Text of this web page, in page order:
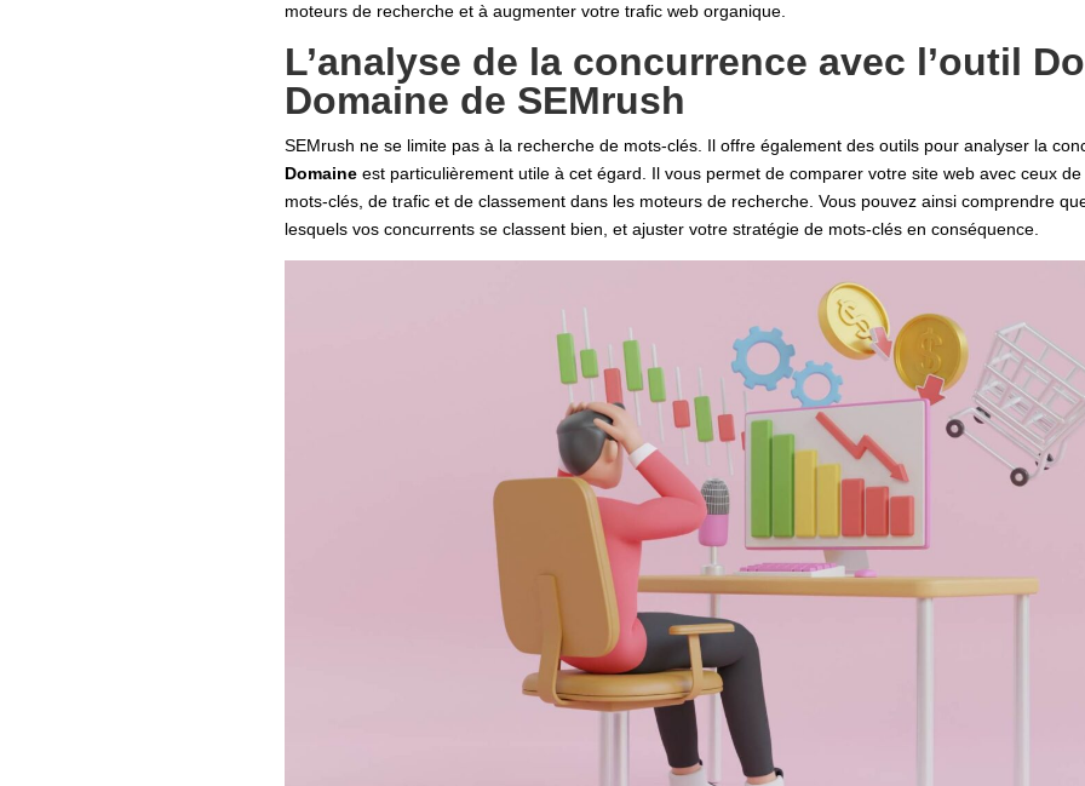
moteurs de recherche et à augmenter votre trafic web organique.
L’analyse de la concurrence avec l’outil
Domaine de SEMrush
SEMrush ne se limite pas à la recherche de mots-clés. Il offre également des outils pour analyser la
Domaine est particulièrement utile à cet égard. Il vous permet de comparer votre site web avec ceux
mots-clés, de trafic et de classement dans les moteurs de recherche. Vous pouvez ainsi comprendre
lesquels vos concurrents se classent bien, et ajuster votre stratégie de mots-clés en conséquence.